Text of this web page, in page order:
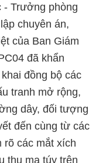
Trưởng phòng
chuyên án,
của Ban Giám
đã khẩn
đồng bộ các
tranh mở rộng,
dây, đối tượng
đến cùng từ các
rõ các mắt xích
thụ ma túy trên